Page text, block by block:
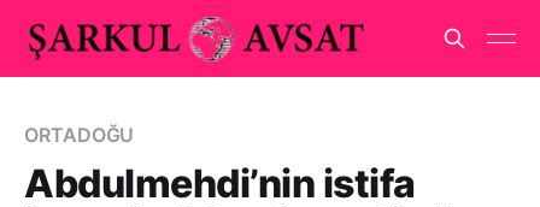
ORTADOĞU
Abdulmehdi’nin istifa